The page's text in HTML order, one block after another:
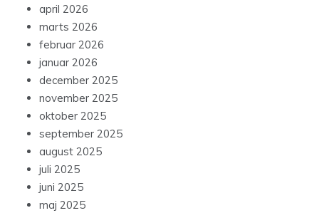
april 2026
marts 2026
februar 2026
januar 2026
december 2025
november 2025
oktober 2025
september 2025
august 2025
juli 2025
juni 2025
maj 2025